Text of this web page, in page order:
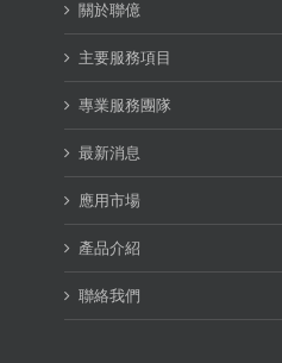
關於聯億
主要服務項目
專業服務團隊
最新消息
應用市場
產品介紹
聯絡我們